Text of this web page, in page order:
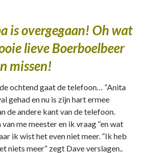
is overgegaan! Oh wat
lieve Boerboelbeer
missen!
ochtend gaat de telefoon… “Anita
gehad en nu is zijn hart ermee
de andere kant van de telefoon.
me meester en ik vraag “en wat
ik wist het even niet meer. “Ik heb
niets meer” zegt Dave verslagen..